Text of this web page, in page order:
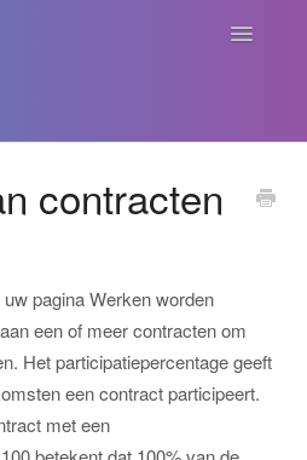
Navigatie
Creators
voor Labels
Publishers
contracten
pagina Werken worden
een of meer contracten om
Het participatiepercentage geeft
een contract participeert.
met een